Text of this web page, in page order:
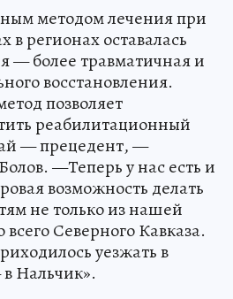
методом лечения при
в регионах оставалась
— более травматичная и
восстановления.
позволяет
реабилитационный
— прецедент, —
—Теперь у нас есть и
возможность делать
не только из нашей
Северного Кавказа.
уезжать в
Нальчик».